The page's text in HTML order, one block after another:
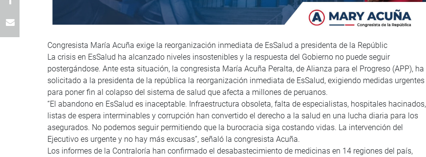
Congresista María Acuña exige la reorganización inmediata de EsSalud a presidenta de la Repúblic
La crisis en EsSalud ha alcanzado niveles insostenibles y la respuesta del Gobierno no puede seguir
postergándose. Ante esta situación, la congresista María Acuña Peralta, de Alianza para el Progreso (APP), ha
solicitado a la presidenta de la república la reorganización inmediata de EsSalud, exigiendo medidas urgentes
para poner fin al colapso del sistema de salud que afecta a millones de peruanos.
“El abandono en EsSalud es inaceptable. Infraestructura obsoleta, falta de especialistas, hospitales hacinados,
listas de espera interminables y corrupción han convertido el derecho a la salud en una lucha diaria para los
asegurados. No podemos seguir permitiendo que la burocracia siga costando vidas. La intervención del
Ejecutivo es urgente y no hay más excusas”, señaló la congresista Acuña.
Los informes de la Contraloría han confirmado el desabastecimiento de medicinas en 14 regiones del país,